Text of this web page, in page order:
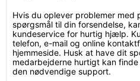
Hvis du oplever problemer med
spørgsmål til din forsendelse,
kundeservice for hurtig hjælp.
telefon, e-mail og online
hjemmeside. Husk at have dit
medarbejderne hurtigt kan
den nødvendige support.